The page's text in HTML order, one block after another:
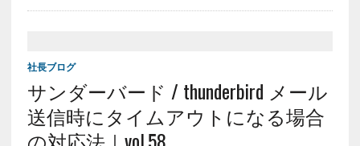
社長ブログ
サンダーバード / thunderbird メール
送信時にタイムアウトになる場合